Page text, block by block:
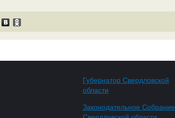
Губернатор Свердловской
области
Законодательное Собрание